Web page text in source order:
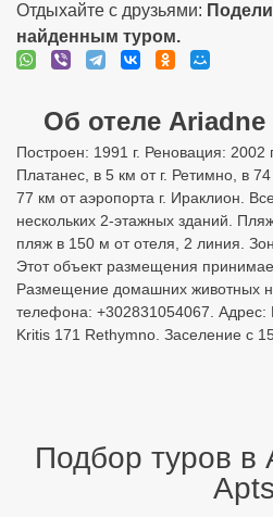
Отдыхайте с друзьями:
найденным туром.
Об отеле Ariadne
Построен: 1991 г. Реновация: 2002
Платанес, в 5 км от г. Ретимно, в
77 км от аэропорта г. Ираклион.
нескольких 2-этажных зданий.
пляж в 150 м от отеля, 2 линия.
Этот объект размещения
Размещение домашних животных
телефона: +302831054067. Адрес:
Kritis 171 Rethymno. Заселение с
Подбор туров в
Apts